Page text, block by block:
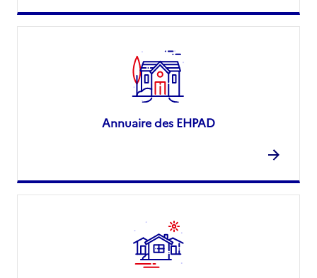
Annuaire des EHPAD